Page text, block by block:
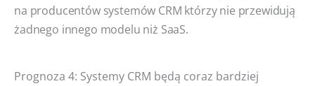
na producentów systemów CRM którzy nie przewidują
żadnego innego modelu niż SaaS.
Prognoza 4: Systemy CRM będą coraz bardziej